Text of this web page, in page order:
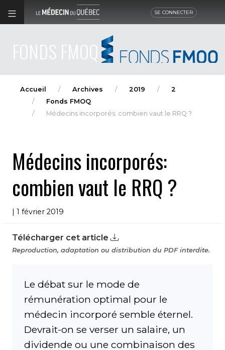
SE CONNECTER
FONDS FMOQ
Accueil Archives 2019
2
Fonds FMOQ
Médecins incorporés: combien vaut le RRQ ?
Médecins incorporés:
combien vaut le RRQ ?
| 1 février 2019
Télécharger cet article
Reproduction, adaptation ou distribution du PDF interdite.
Le débat sur le mode de
rémunération optimal pour le
médecin incorporé semble éternel.
Devrait-on se verser un salaire, un
dividende ou une combinaison des